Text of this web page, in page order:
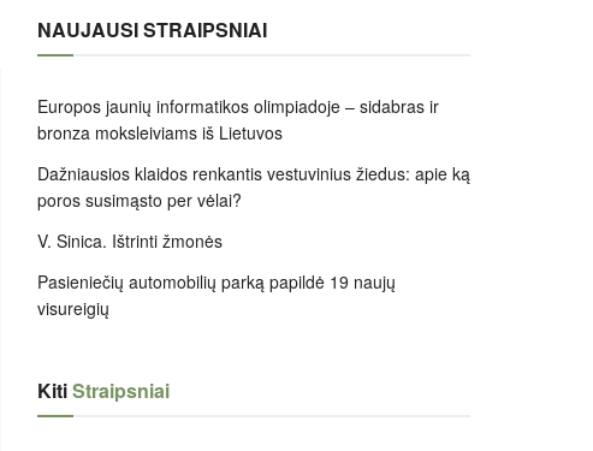
NAUJAUSI STRAIPSNIAI
Europos jaunių informatikos olimpiadoje – sidabras ir
bronza moksleiviams iš Lietuvos
Dažniausios klaidos renkantis vestuvinius žiedus: apie ką
poros susimąsto per vėlai?
V. Sinica. Ištrinti žmonės
Pasieniečių automobilių parką papildė 19 naujų
visureigių
KitiStraipsniai